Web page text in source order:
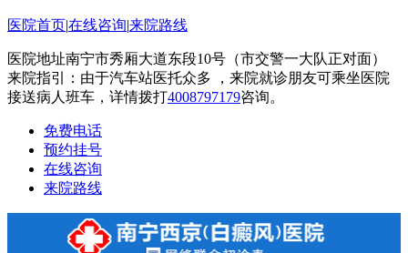
医院首页|在线咨询|来院路线
医院地址南宁市秀厢大道东段10号（市交警一大队正对面）
来院指引：由于汽车站医托众多 ，来院就诊朋友可乘坐医院
接送病人班车，详情拨打4008797179咨询。
免费电话
预约挂号
在线咨询
来院路线